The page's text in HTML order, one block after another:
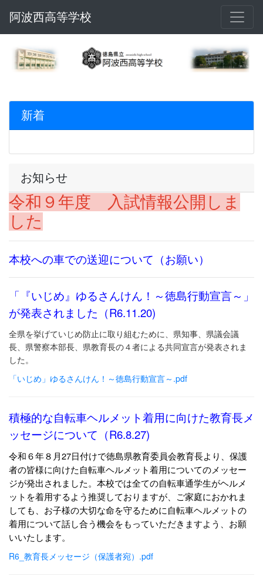
阿波西高等学校
新着
お知らせ
令和９年度 入試情報公開しま
した
本校への車での送迎について（お願い）
「『いじめ』ゆるさんけん！～徳島行動宣言～」
が発表されました（R6.11.20)
全県を挙げていじめ防止に取り組むために、県知事、県議会議
長、県警察本部長、県教育長の４者による共同宣言が発表されま
した。
「いじめ」ゆるさんけん！～徳島行動宣言～.pdf
積極的な自転車ヘルメット着用に向けた教育長メ
ッセージについて（R6.8.27)
令和６年８月27日付けで徳島県教育委員会教育長より、保護
者の皆様に向けた自転車ヘルメット着用についてのメッセー
ジが発出されました。本校では全ての自転車通学生がヘルメ
ットを着用するよう推奨しておりますが、ご家庭におかれま
しても、お子様の大切な命を守るために自転車ヘルメットの
着用について話し合う機会をもっていただきますよう、お願
いいたします。
R6_教育長メッセージ（保護者宛）.pdf